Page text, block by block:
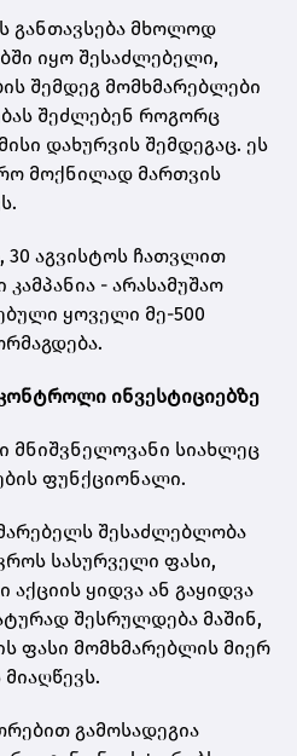
განთავსება მხოლოდ
იყო შესაძლებელი,
შემდეგ მომხმარებლები
შეძლებენ როგორც
დახურვის შემდეგაც. ეს
მოქნილად მართვის
30 აგვისტოს ჩათვლით
- არასამუშაო
ყოველი მე-500
ინვესტიციებზე
მნიშვნელოვანი სიახლეც
ფუნქციონალი.
შესაძლებლობა
სასურველი ფასი,
ყიდვა ან გაყიდვა
შესრულდება მაშინ,
ფასი მომხმარებლის მიერ
გამოსადეგია